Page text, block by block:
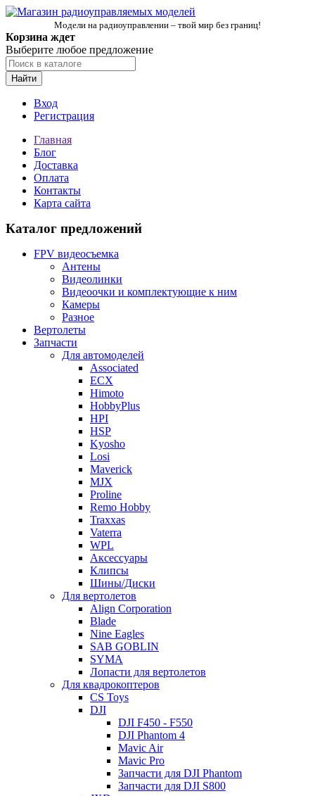
Модели на радиоуправлении – твой мир без границ!
Корзина ждет
Выберите любое предложение
Найти
Вход
Регистрация
Главная
Блог
Доставка
Оплата
Контакты
Карта сайта
Каталог предложений
FPV видеосъемка
Антены
Видеолинки
Видеоочки и комплектующие к ним
Камеры
Разное
Вертолеты
Запчасти
Для автомоделей
Associated
ECX
Himoto
HobbyPlus
HPI
HSP
Kyosho
Losi
Maverick
MJX
Proline
Remo Hobby
Traxxas
Vaterra
WPL
Аксессуары
Клипсы
Шины/Диски
Для вертолетов
Align Corporation
Blade
Nine Eagles
SAB GOBLIN
SYMA
Лопасти для вертолетов
Для квадрокоптеров
CS Toys
DJI
DJI F450 - F550
DJI Phantom 4
Mavic Air
Mavic Pro
Запчасти для DJI Phantom
Запчасти для DJI S800